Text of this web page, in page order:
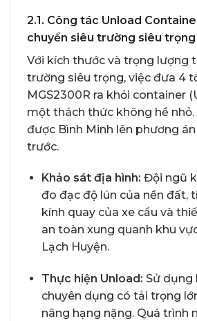
2.1. Công tác Unload
chuyển siêu trường siêu trọng
Với kích thước và trọng lượng
trường siêu trọng, việc đưa 4
MGS2300R ra khỏi container
một thách thức không hề nhỏ.
được Bình Minh lên phương
trước.
Khảo sát địa hình: Đội ngũ
đo đạc độ lún của nền đất,
kính quay của xe cẩu và
an toàn xung quanh khu
Lạch Huyện.
Thực hiện Unload: Sử dụng
chuyên dụng có tải trọng
nâng hạng nặng. Quá trình